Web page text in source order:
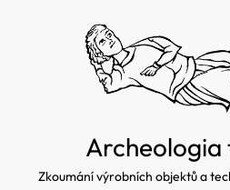
Archeologia
Zkoumání výrobních objektů a